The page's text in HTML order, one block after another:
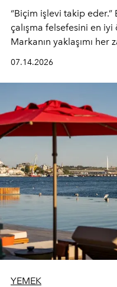
“Biçim işlevi takip eder.”
çalışma felsefesini en
Markanın yaklaşımı
(savoir-faire) buluşan
07.14.2026
YEMEK